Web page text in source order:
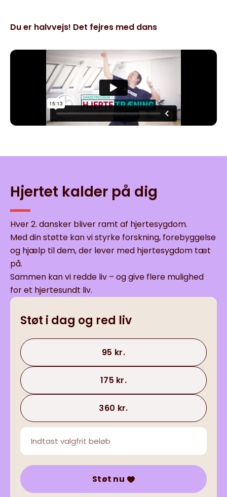
Du er halvvejs! Det fejres med dans
Hjertet kalder på dig
Hver 2. dansker bliver ramt af hjertesygdom.
Med din støtte kan vi styrke forskning, forebyggelse
og hjælp til dem, der lever med hjertesygdom tæt
på.
Sammen kan vi redde liv – og give flere mulighed
for et hjertesundt liv.
Støt i dag og red liv
95 kr.
175 kr.
360 kr.
Støt nu